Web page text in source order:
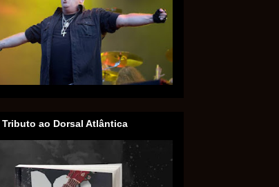
ao Dorsal Atlântica